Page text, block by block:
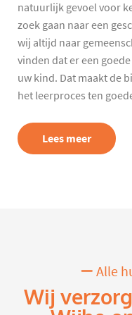
natuurlijk gevoel voor
zoek gaan naar een
wij altijd naar
vinden dat er een
uw kind. Dat maakt de
het leerproces ten
Lees meer
Alle
Wij